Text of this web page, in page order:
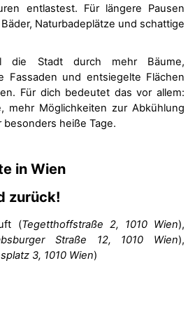
entlastest. Für längere Pausen
Naturbadeplätze und schattige
die Stadt durch mehr Bäume,
Fassaden und entsiegelte Flächen
Für dich bedeutet das vor allem:
mehr Möglichkeiten zur Abkühlung
heiße Tage.
in Wien
zurück!
(Tegetthoffstraße 2, 1010 Wien),
Straße 12, 1010 Wien),
3, 1010 Wien)